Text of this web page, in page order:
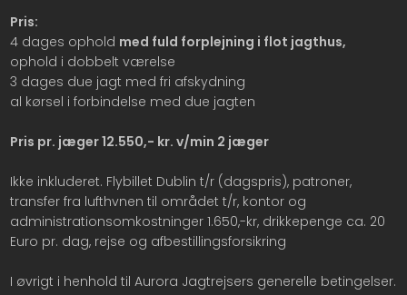
Pris:
4 dages ophold med fuld forplejning i flot jagthus,
ophold i dobbelt værelse
3 dages due jagt med fri afskydning
al kørsel i forbindelse med due jagten
Pris pr. jæger 12.550,- kr. v/min 2 jæger
Ikke inkluderet. Flybillet Dublin t/r (dagspris), patroner,
transfer fra lufthvnen til området t/r, kontor og
administrationsomkostninger 1.650,-kr, drikkepenge ca. 20
Euro pr. dag, rejse og afbestillingsforsikring
I øvrigt i henhold til Aurora Jagtrejsers generelle betingelser.